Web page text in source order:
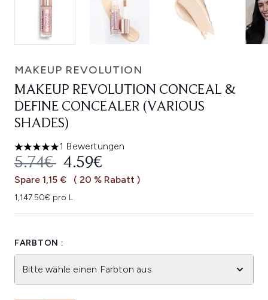
MAKEUP REVOLUTION
MAKEUP REVOLUTION CONCEAL &
DEFINE CONCEALER (VARIOUS
SHADES)
5 stars out of a maximum of 5
1 Bewertungen
UNVERBINDLICHE
5.74€ AKTUELLER PREIS:
4.59€
Spare 1,15 € ( 20 % Rabatt )
1,147.50€ pro L
FARBTON :
Bitte wähle einen Farbton aus